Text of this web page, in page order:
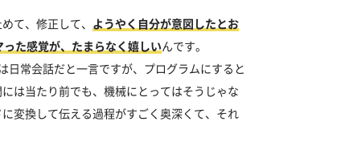
て、修正して、 ようやく自分が意図したとお
た感覚が、たまらなく嬉しいんです。
日常会話だと一言ですが、プログラムにすると
は当たり前でも、機械にとってはそうじゃな
変換して伝える過程がすごく奥深くて、それ